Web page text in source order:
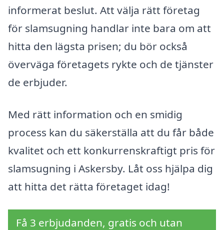
informerat beslut. Att välja rätt företag
för slamsugning handlar inte bara om att
hitta den lägsta prisen; du bör också
överväga företagets rykte och de tjänster
de erbjuder.
Med rätt information och en smidig
process kan du säkerställa att du får både
kvalitet och ett konkurrenskraftigt pris för
slamsugning i Askersby. Låt oss hjälpa dig
att hitta det rätta företaget idag!
Få 3 erbjudanden, gratis och utan